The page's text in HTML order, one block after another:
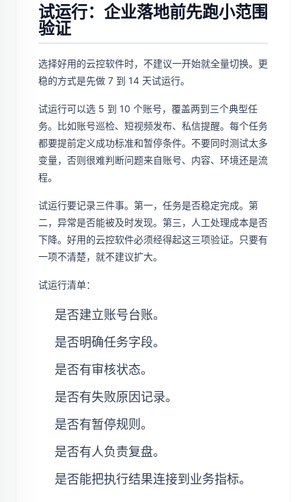
试运行：企业落地前先跑小范围
验证
选择好用的云控软件时，不建议一开始就全量切换。更
稳的方式是先做 7 到 14 天试运行。
试运行可以选 5 到 10 个账号，覆盖两到三个典型任
务。比如账号巡检、短视频发布、私信提醒。每个任务
都要提前定义成功标准和暂停条件。不要同时测试太多
变量，否则很难判断问题来自账号、内容、环境还是流
程。
试运行要记录三件事。第一，任务是否稳定完成。第
二，异常是否能被及时发现。第三，人工处理成本是否
下降。好用的云控软件必须经得起这三项验证。只要有
一项不清楚，就不建议扩大。
试运行清单：
是否建立账号台账。
是否明确任务字段。
是否有审核状态。
是否有失败原因记录。
是否有暂停规则。
是否有人负责复盘。
是否能把执行结果连接到业务指标。